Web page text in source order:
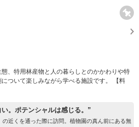
、特用林産物と人の暮らしとのかかわりや特
ついて楽しみながら学べる施設です。 【料
。ポテンシャルは感じる。”
近くを通った際に訪問。植物園の真ん前にある無